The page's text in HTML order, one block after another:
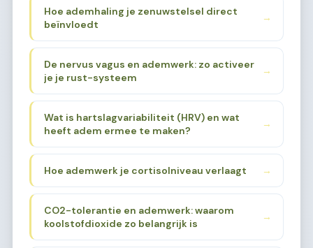
Hoe ademhaling je zenuwstelsel direct
beïnvloedt
→
De nervus vagus en ademwerk: zo activeer
je je rust-systeem
→
Wat is hartslagvariabiliteit (HRV) en wat
heeft adem ermee te maken?
→
Hoe ademwerk je cortisolniveau verlaagt →
CO2-tolerantie en ademwerk: waarom
koolstofdioxide zo belangrijk is
→